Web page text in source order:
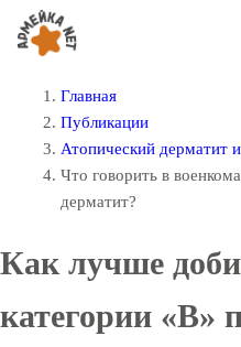
Главная
Публикации
Атопический дерматит
Что говорить в
дерматит?
Как лучше
категории «В»